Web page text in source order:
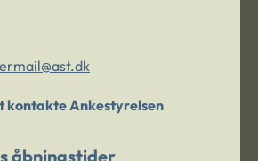
kontakte Ankestyrelsen
åbningstider